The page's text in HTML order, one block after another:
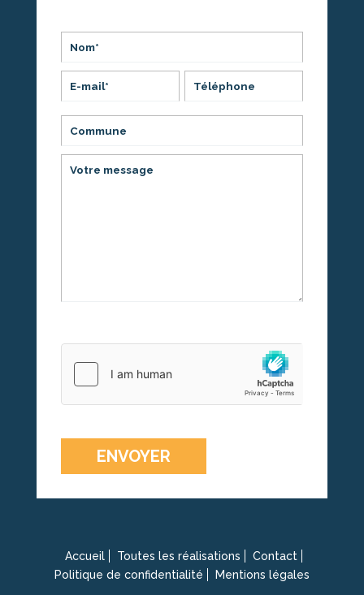
Accueil Toutes les réalisations
Contact
Politique de confidentialité
Mentions légales